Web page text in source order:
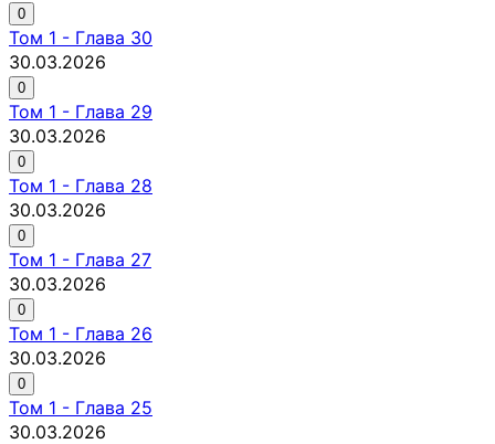
0
Том 1 - Глава 30
30.03.2026
0
Том 1 - Глава 29
30.03.2026
0
Том 1 - Глава 28
30.03.2026
0
Том 1 - Глава 27
30.03.2026
0
Том 1 - Глава 26
30.03.2026
0
Том 1 - Глава 25
30.03.2026